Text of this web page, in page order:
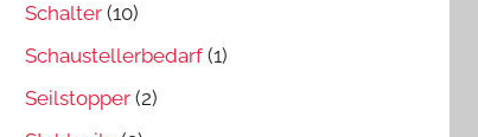
Schalter (10)
Schaustellerbedarf (1)
Seilstopper (2)